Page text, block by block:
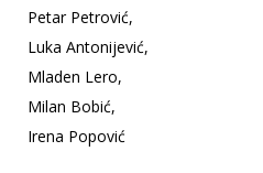
Petar Petrović,
Luka Antonijević,
Mladen Lero,
Milan Bobić,
Irena Popović